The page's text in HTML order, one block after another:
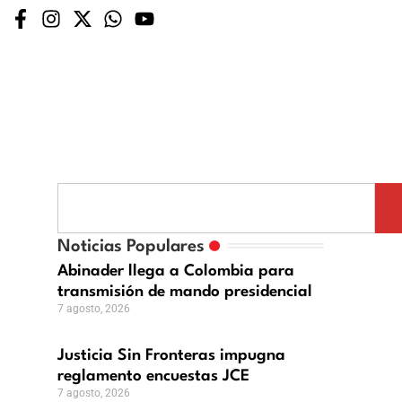
Noticias Populares
Abinader llega a Colombia para
transmisión de mando presidencial
7 agosto, 2026
Justicia Sin Fronteras impugna
reglamento encuestas JCE
7 agosto, 2026